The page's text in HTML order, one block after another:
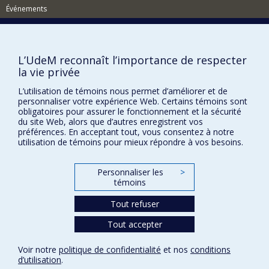
rapport entre photographie, anthropologie et histoire
Événements
Plan du site
Accessibilité
FACULTÉ DES ARTS ET DES SCIENCES
Nos départements et écoles
Nos centres d'études
Conditions d’utilisation
Paramètres des témoins
Université de
L’UdeM reconnaît l’importance de respecter
la vie privée
L’utilisation de témoins nous permet d’améliorer et de
personnaliser votre expérience Web. Certains témoins sont
obligatoires pour assurer le fonctionnement et la sécurité
du site Web, alors que d’autres enregistrent vos
préférences. En acceptant tout, vous consentez à notre
utilisation de témoins pour mieux répondre à vos besoins.
Personnaliser les
témoins
>
Tout refuser
Tout accepter
Voir notre politique de confidentialité et nos conditions
d’utilisation.